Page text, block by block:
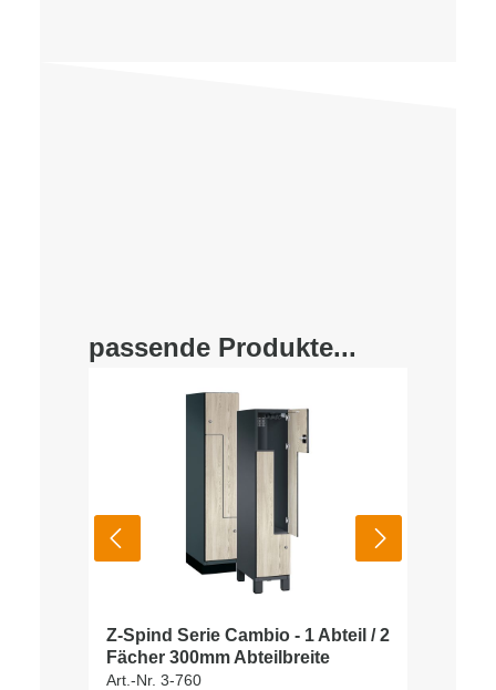
passende Produkte...
Z-Spind Serie Cambio - 1 Abteil / 2
Fächer 300mm Abteilbreite
Art.-Nr. 3-760